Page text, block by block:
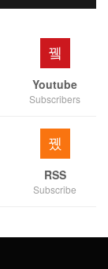
Youtube
Subscribers
RSS
Subscribe